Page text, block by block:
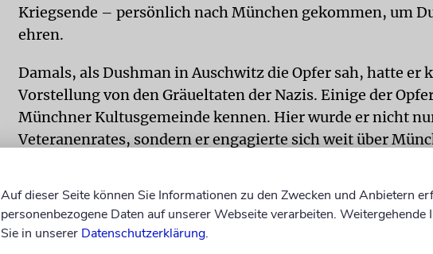
Kriegsende – persönlich nach München gekommen, um
ehren.
Damals, als Dushman in Auschwitz die Opfer sah, hatte er
Vorstellung von den Gräueltaten der Nazis. Einige der
Münchner Kultusgemeinde kennen. Hier wurde er nicht
Veteranenrates, sondern er engagierte sich weit über
ANDENKENDie Israelitische Kultusgemeinde dankte
Einsatz mit der Verleihung der Ehrenmitgliedschaft. Als
Auschwitz hat er unzählige Menschenleben gerettet. IKG-
Auf dieser Seite können Sie Informationen zu den Zwecken und Anbietern
personenbezogene Daten auf unserer Webseite verarbeiten. Weitergehende
Sie in unserer Datenschutzerklärung.